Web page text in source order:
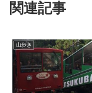
関連記事
山歩き